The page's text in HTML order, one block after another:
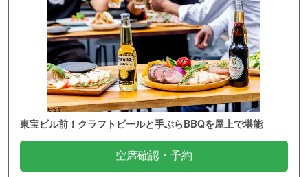
東宝ビル前！クラフトビールと手ぶらBBQを屋上で堪能
空席確認・予約